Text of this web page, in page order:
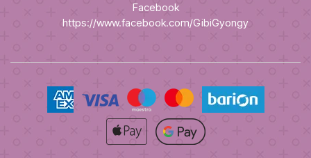
Facebook
https://www.facebook.com/GibiGyongy